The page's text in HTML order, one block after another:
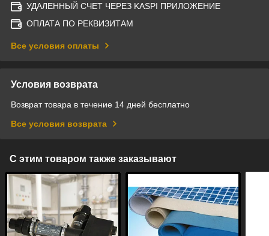
УДАЛЕННЫЙ СЧЕТ ЧЕРЕЗ KASPI ПРИЛОЖЕНИЕ
ОПЛАТА ПО РЕКВИЗИТАМ
Все условия оплаты
Условия возврата
Возврат товара в течение 14 дней бесплатно
Все условия возврата
С этим товаром также заказывают